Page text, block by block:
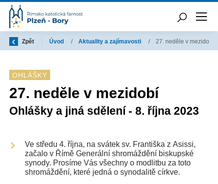
Zpět Úvod / Aktuality a zajímavosti / 27. neděle v mezidobí
OHLÁŠKY
27. neděle v mezidobí
Ohlášky a jiná sdělení - 8. října 2023
Ve středu 4. října, na svátek sv. Františka z Asissi,
začalo v Římě Generální shromáždění biskupské
synody. Prosíme Vás všechny o modlitbu za toto
shromáždění, které jedná o synodalitě církve.